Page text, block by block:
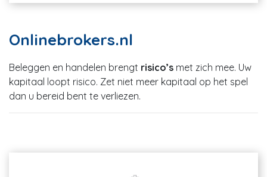
Onlinebrokers.nl
Beleggen en handelen brengt risico’s met zich mee. Uw
kapitaal loopt risico. Zet niet meer kapitaal op het spel
dan u bereid bent te verliezen.